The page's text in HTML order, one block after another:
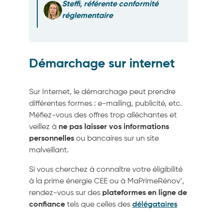
Steffi, référente conformité
réglementaire
Démarchage sur internet
Sur Internet, le démarchage peut prendre
différentes formes : e-mailing, publicité, etc.
Méfiez-vous des offres trop alléchantes et
veillez à ne pas laisser vos informations
personnelles ou bancaires sur un site
malveillant.
Si vous cherchez à connaître votre éligibilité
à la prime énergie CEE ou à MaPrimeRénov’,
rendez-vous sur des plateformes en ligne de
confiance tels que celles des délégataires